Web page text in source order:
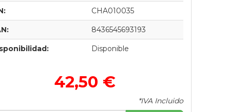
CHA010035
8436545693193
Disponible
42,50 €
*IVA Incluido